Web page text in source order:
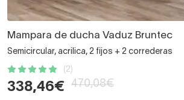
Mampara de ducha Vaduz Bruntec
Semicircular, acrilica, 2 fijos + 2 correderas
(2)
338,46€ 470,08€